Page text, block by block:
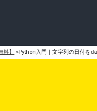
】 »Python入門｜文字列の日付を